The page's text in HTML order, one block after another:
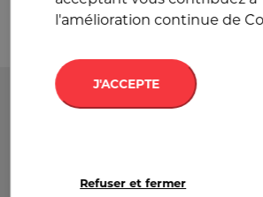
l'amélioration continue de
J'ACCEPTE
Refuser et fermer